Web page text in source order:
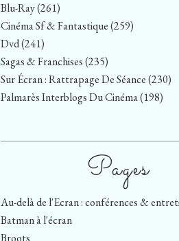
Blu-Ray(261)
Cinéma Sf & Fantastique(259)
Dvd(241)
Sagas & Franchises(235)
Sur Écran : Rattrapage De Séance(230)
Palmarès Interblogs Du Cinéma(198)
Pages
Au-delà de l'Ecran : conférences &
Batman à l'écran
Broots